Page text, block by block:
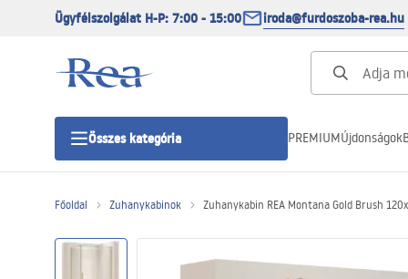
Ügyfélszolgálat H-P: 7:00 - 15:00 iroda@furdoszoba-rea.hu
Összes kategória PREMIUMÚjdonságok
Főoldal Zuhanykabinok Zuhanykabin REA Montana Gold Brush